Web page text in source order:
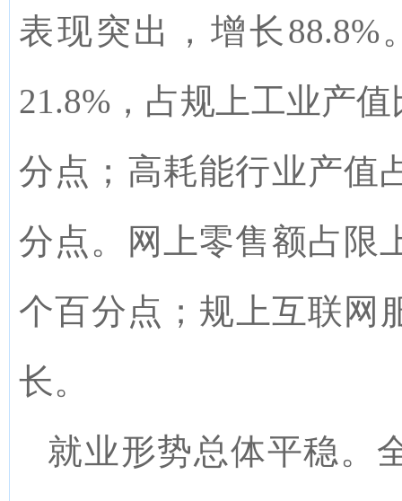
表现突出，增长88.8%
21.8% ， 占规上工业产值
分点 ； 高耗能行业产值
分点。
网上零售额占限
个百分点；规上互联网
长。
就业形势总体平稳。